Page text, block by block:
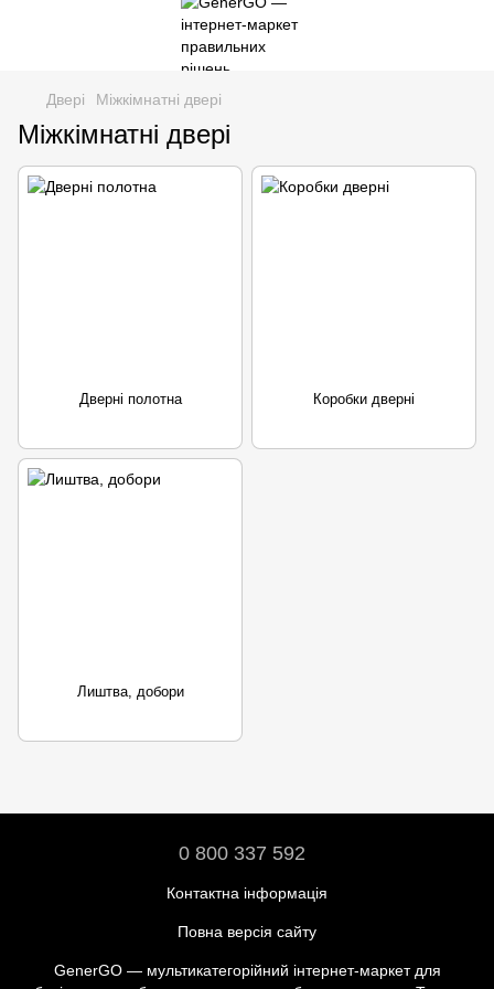
Двері Міжкімнатні двері
Міжкімнатні двері
Дверні полотна Коробки дверні
Лиштва, добори
0 800 337 592
Контактна інформація
Повна версія сайту
GenerGO — мультикатегорійний інтернет-маркет для